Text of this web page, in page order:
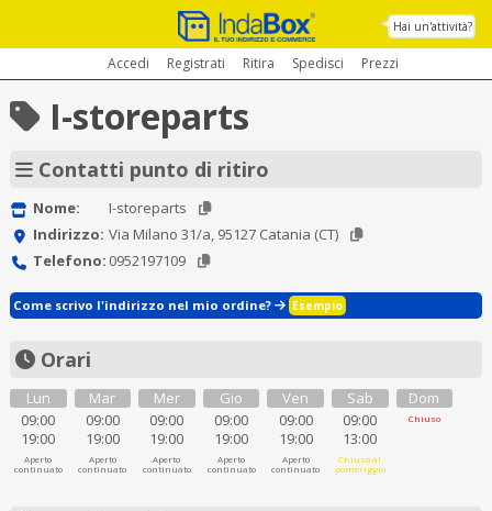
Hai un'attività?
Accedi Registrati Ritira Spedisci Prezzi
I-storeparts
Contatti punto di ritiro
Nome:
I-storeparts
Indirizzo: Via Milano 31/a, 95127 Catania (CT)
Telefono: 0952197109
Come scrivo l'indirizzo nel mio ordine? Esempio
Orari
Lun
09:00
19:00
Aperto
continuato
Mar
09:00
19:00
Aperto
continuato
Mer
09:00
19:00
Aperto
continuato
Gio
09:00
19:00
Aperto
continuato
Ven
09:00
19:00
Aperto
continuato
Sab
09:00
13:00
Chiuso al
pomeriggio
Dom
Chiuso